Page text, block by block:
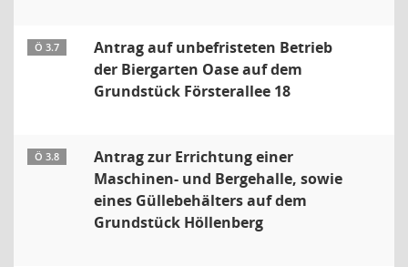
Ö 3.7
Antrag auf unbefristeten Betrieb
der Biergarten Oase auf dem
Grundstück Försterallee 18
Ö 3.8
Antrag zur Errichtung einer
Maschinen- und Bergehalle, sowie
eines Güllebehälters auf dem
Grundstück Höllenberg